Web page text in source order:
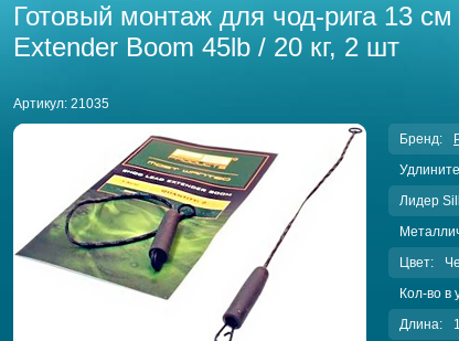
Готовый монтаж для чод-рига 13
Extender Boom 45lb / 20 кг, 2 шт
Артикул: 21035
Бренд:
Лидер
Цвет:
Кол-во в
Длина: